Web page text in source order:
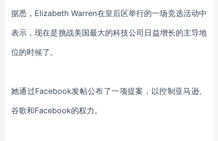
据悉，Elizabeth Warren在皇后区举行的一场竞选活动中
表示，现在是挑战美国最大的科技公司日益增长的主导地
位的时候了。
她通过Facebook发帖公布了一项提案，以控制亚马逊、
谷歌和Facebook的权力。